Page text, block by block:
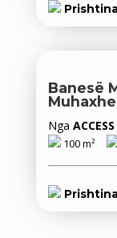
Banesë
Nga ACCESS
100 m²